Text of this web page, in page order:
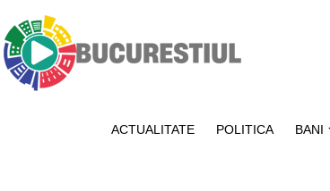
ACTUALITATE POLITICA BANI